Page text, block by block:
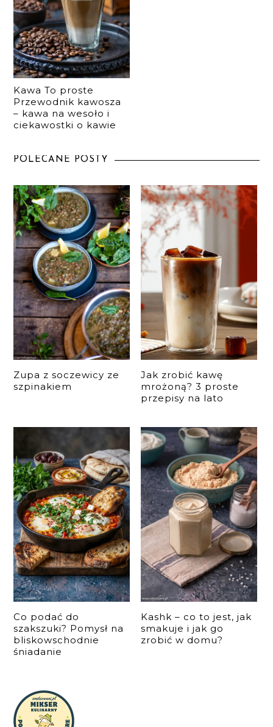
Kawa To proste
Przewodnik kawosza
– kawa na wesoło i
ciekawostki o kawie
POLECANE POSTY
Zupa z soczewicy ze
szpinakiem
Jak zrobić kawę
mrożoną? 3 proste
przepisy na lato
Co podać do
szakszuki? Pomysł na
bliskowschodnie
śniadanie
Kashk – co to jest, jak
smakuje i jak go
zrobić w domu?